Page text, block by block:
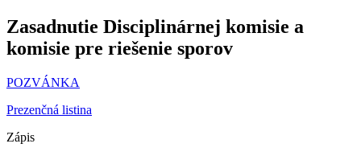
Zasadnutie Disciplinárnej komisie a
komisie pre riešenie sporov
POZVÁNKA
Prezenčná listina
Zápis